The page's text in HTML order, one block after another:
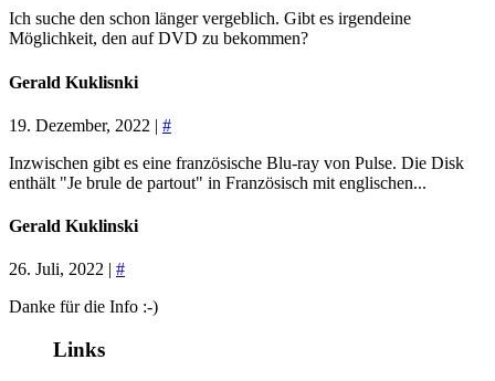
Ich suche den schon länger vergeblich. Gibt es irgendeine
Möglichkeit, den auf DVD zu bekommen?
Gerald Kuklisnki
19. Dezember, 2022 | #
Inzwischen gibt es eine französische Blu-ray von Pulse. Die Disk
enthält "Je brule de partout" in Französisch mit englischen...
Gerald Kuklinski
26. Juli, 2022 | #
Danke für die Info :-)
Links